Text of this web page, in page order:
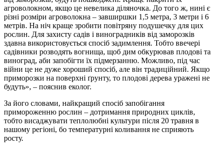
агроволокном, якщо це невелика діляночка. До того ж, нині є
різні розміри агроволокна – завширшки 1,5 метра, 3 метри і 6
метрів. На ніч краще зробити повітряну подушечку для цих
рослин. Для захисту садів і виноградників від заморозків
здавна використовується спосіб задимлення. Тобто ввечері
садівники розводять вогнища, щоб дим обкурював плодові та
виноград, аби запобігти їх підмерзанню. Можливо, під час
війни це не дуже хороший спосіб, але він традиційний. Якщо
приморозки на поверхні ґрунту, то плодові дерева уражені не
будуть», – пояснив еколог.
За його словами, найкращий спосіб запобігання
примороженню рослин – дотримання природних циклів,
тобто висаджувати теплолюбні культури після 20 травня в
нашому регіоні, бо температурні коливання не сприяють
росту.